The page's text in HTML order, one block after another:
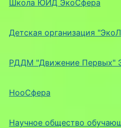
Школа ЮИД ЭкоСфера
Детская организация
РДДМ "Движение Первых"
НооСфера
Научное общество